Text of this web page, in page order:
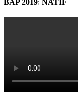
BAP 2019: NATIF